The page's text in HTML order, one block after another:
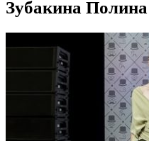
Зубакина Полина